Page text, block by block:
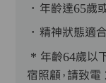
．年齡達65歲
．精神狀態適
* 年齡64歲以
宿照顧，請致電